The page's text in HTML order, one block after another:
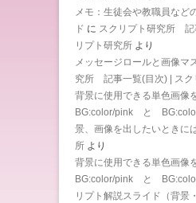
メモ：生徒会や教職員など
ド に スクリプト研究所 記
リプト研究所 より
メッセージロールと画像マ
究所 記事一覧(目次) | スク
背景に使用できる単色画像
BG:color/pink と
景、画像を出したいときに
所 より
背景に使用できる単色画像
BG:color/pink と
リプト解説スライド（背景